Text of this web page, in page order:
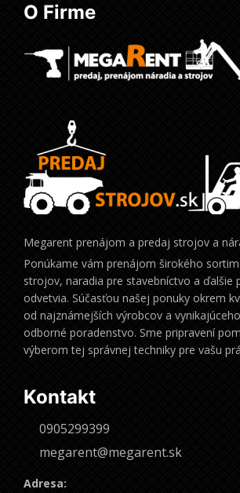
O Firme
Megarent prenájom a predaj strojov a
Ponúkame vám prenájom širokého
strojov, naradia pre stavebníctvo a ďalšie
odvetvia. Súčasťou našej ponuky okrem
od najznámejších výrobcov a
odborné poradenstvo. Sme pripravení
výberom tej správnej techniky pre vašu
Kontakt
0905299399
megarent@megarent.sk
Adresa: